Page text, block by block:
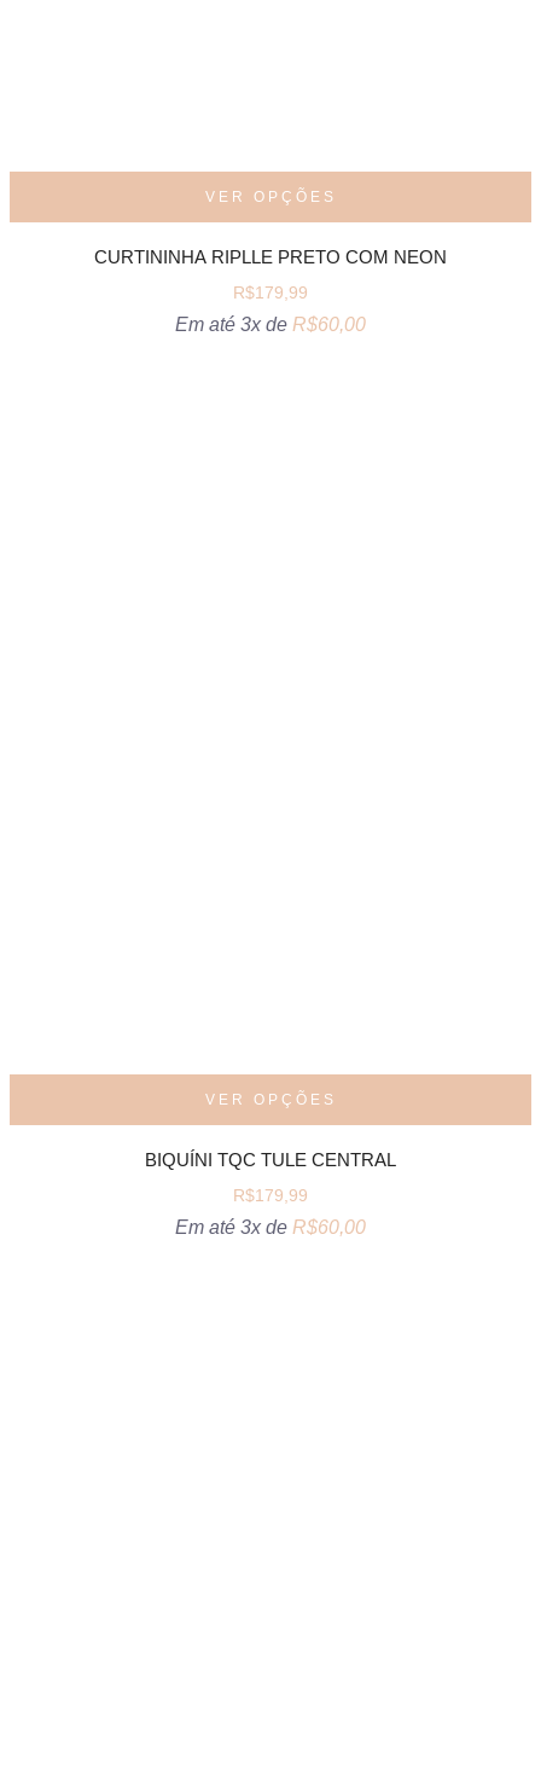
VER OPÇÕES
CURTININHA RIPLLE PRETO COM NEON
R$179,99
Em até 3x de R$60,00
VER OPÇÕES
BIQUÍNI TQC TULE CENTRAL
R$179,99
Em até 3x de R$60,00